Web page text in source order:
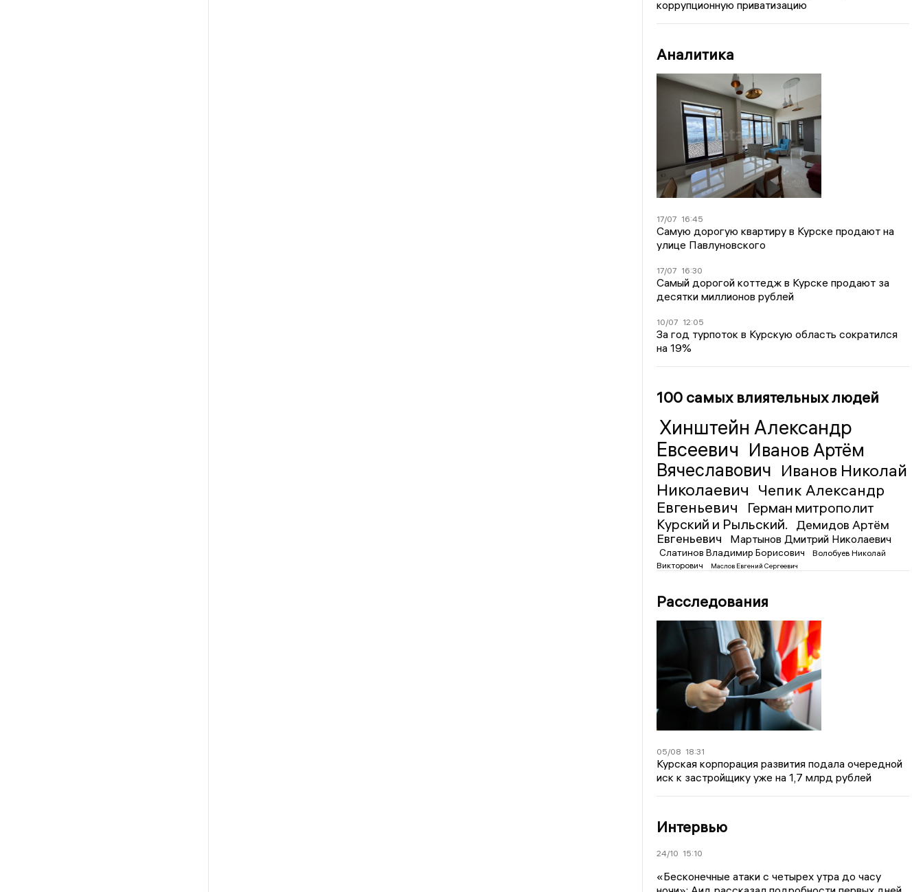
коррупционную приватизацию
Аналитика
17/07 16:45
Самую дорогую квартиру в Курске продают на
улице Павлуновского
17/07 16:30
Самый дорогой коттедж в Курске продают за
десятки миллионов рублей
10/07 12:05
За год турпоток в Курскую область сократился
на 19%
100 самых влиятельных людей
Хинштейн Александр
Евсеевич Иванов Артём
Вячеславович Иванов Николай
Николаевич Чепик Александр
Евгеньевич
Герман митрополит
Курский и Рыльский.
Демидов Артём
Евгеньевич
Мартынов Дмитрий Николаевич
Слатинов Владимир Борисович
Волобуев Николай
Викторович
Маслов Евгений Сергеевич
Расследования
05/08 18:31
Курская корпорация развития подала очередной
иск к застройщику уже на 1,7 млрд рублей
Интервью
24/10 15:10
«Бесконечные атаки с четырех утра до часу